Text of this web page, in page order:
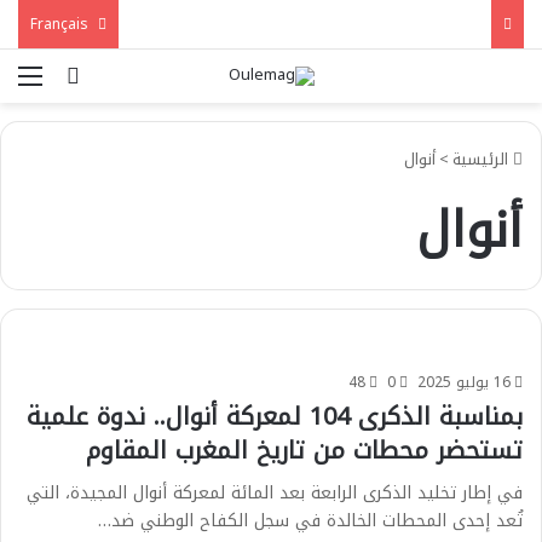
بحث
الرئيسية >أنوال
أنوال
16 يوليو 2025 0
48
بمناسبة الذكرى 104 لمعركة أنوال.. ندوة علمية
تستحضر محطات من تاريخ المغرب المقاوم
في إطار تخليد الذكرى الرابعة بعد المائة لمعركة أنوال المجيدة، التي
تُعد إحدى المحطات الخالدة في سجل الكفاح الوطني ضد…